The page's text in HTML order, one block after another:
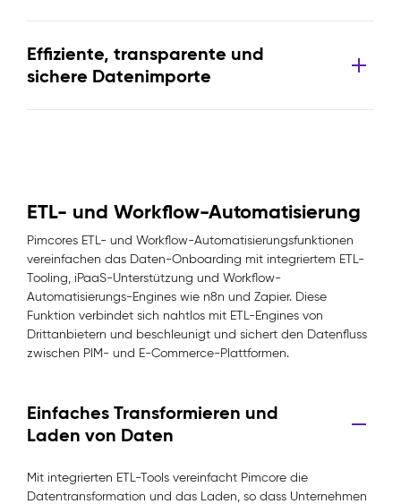
Effiziente, transparente und
sichere Datenimporte
ETL- und Workflow-Automatisierung
Pimcores ETL- und Workflow-Automatisierungsfunktionen
vereinfachen das Daten-Onboarding mit integriertem ETL-
Tooling, iPaaS-Unterstützung und Workflow-
Automatisierungs-Engines wie n8n und Zapier. Diese
Funktion verbindet sich nahtlos mit ETL-Engines von
Drittanbietern und beschleunigt und sichert den Datenfluss
zwischen PIM- und E-Commerce-Plattformen.
Einfaches Transformieren und
Laden von Daten
Mit integrierten ETL-Tools vereinfacht Pimcore die
Datentransformation und das Laden, so dass Unternehmen